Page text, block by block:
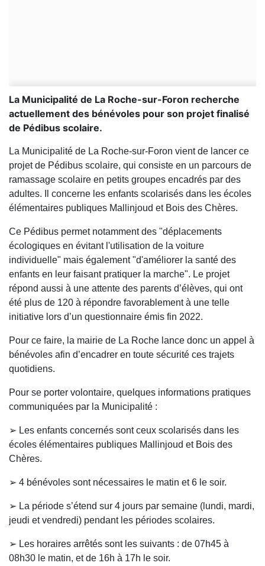
La Municipalité de La Roche-sur-Foron recherche
actuellement des bénévoles pour son projet finalisé
de Pédibus scolaire.
La Municipalité de La Roche-sur-Foron vient de lancer ce
projet de Pédibus scolaire, qui consiste en un parcours de
ramassage scolaire en petits groupes encadrés par des
adultes. Il concerne les enfants scolarisés dans les écoles
élémentaires publiques Mallinjoud et Bois des Chères.
Ce Pédibus permet notamment des "déplacements
écologiques en évitant l'utilisation de la voiture
individuelle" mais également "d'améliorer la santé des
enfants en leur faisant pratiquer la marche". Le projet
répond aussi à une attente des parents d’élèves, qui ont
été plus de 120 à répondre favorablement à une telle
initiative lors d’un questionnaire émis fin 2022.
Pour ce faire, la mairie de La Roche lance donc un appel à
bénévoles afin d’encadrer en toute sécurité ces trajets
quotidiens.
Pour se porter volontaire, quelques informations pratiques
communiquées par la Municipalité :
➢ Les enfants concernés sont ceux scolarisés dans les
écoles élémentaires publiques Mallinjoud et Bois des
Chères.
➢ 4 bénévoles sont nécessaires le matin et 6 le soir.
➢ La période s’étend sur 4 jours par semaine (lundi, mardi,
jeudi et vendredi) pendant les périodes scolaires.
➢ Les horaires arrêtés sont les suivants : de 07h45 à
08h30 le matin, et de 16h à 17h le soir.